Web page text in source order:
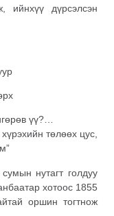
ийнхүү дүрсэлсэн
үү?…
төлөөх цус,
нутагт голдуу
хотоос 1855
оршин тогтнож